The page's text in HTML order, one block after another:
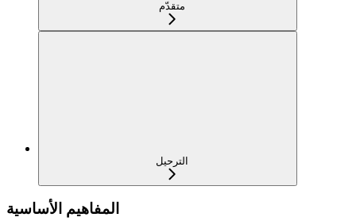
متقدّم
الترحيل
المفاهيم الأساسية